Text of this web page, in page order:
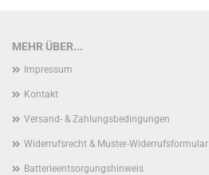
MEHR ÜBER...
Impressum
Kontakt
Versand- & Zahlungsbedingungen
Widerrufsrecht & Muster-Widerrufsformular
Batterieentsorgungshinweis